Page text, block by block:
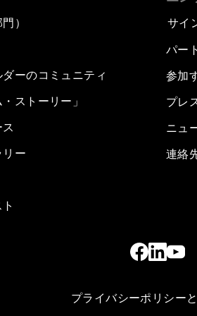
）
ーのコミュニティ
ストーリー」
リー
サイ
パー
参加
プレ
ニュ
連絡
プライバシーポリシー